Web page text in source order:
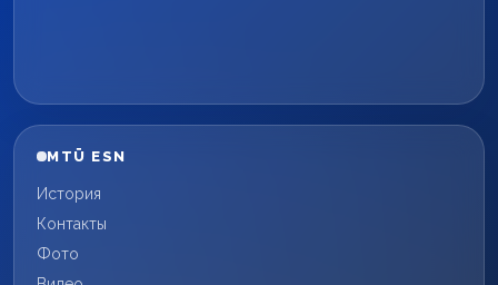
MTÜ ESN
История
Контакты
Фото